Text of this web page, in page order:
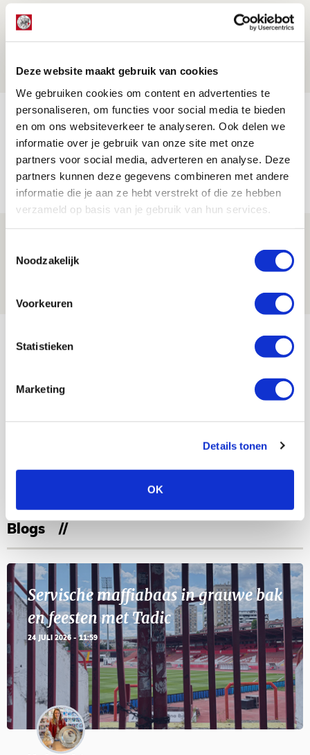
Deze website maakt gebruik van cookies
We gebruiken cookies om content en advertenties te
personaliseren, om functies voor social media te bieden
en om ons websiteverkeer te analyseren. Ook delen we
informatie over je gebruik van onze site met onze
partners voor social media, adverteren en analyse. Deze
partners kunnen deze gegevens combineren met andere
informatie die je aan ze hebt verstrekt of die ze hebben
verzameld op basis van je gebruik van hun services.
Noodzakelijk
Voorkeuren
Statistieken
Marketing
Details tonen
OK
Brandt: ‘Ajax en Cruijff bleven door
mijn hoofd spoken’
NIEUWS
Míchel geeft blessure-update en
spreekt over Godts, Baas en
aanwinsten
07 AUGUSTUS 2026 - 14:13
NIEUWS
Europees treffen met Shelbourne
Selectiedag ballenjongens/-meiden
SEP
Blogs
Servische maffiabaas in grauwe bak
en feesten met Tadic
24 JULI 2026 - 11:59